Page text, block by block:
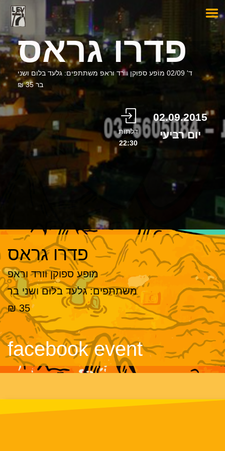
פדרו גראס
ד' 02/09 מופע ספוקן וורד וראפ משתתפים: גלעד בלום ושני
בר 35 ₪
02.09.2015
יום רביעי
דלתות
22:30
פדרו גראס
מופע ספוקן וורד וראפ
משתתפים: גלעד בלום ושני בר
35 ₪
facebook event